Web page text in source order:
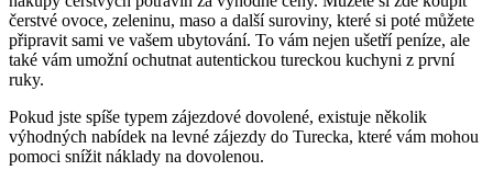
čerstvé ovoce, zeleninu, maso a další suroviny, které si poté můžete
připravit sami ve vašem ubytování. To vám nejen ušetří peníze, ale
také vám umožní ochutnat autentickou tureckou kuchyni z první
ruky.
Pokud jste spíše typem zájezdové dovolené, existuje několik
výhodných nabídek na levné zájezdy do Turecka, které vám mohou
pomoci snížit náklady na dovolenou.